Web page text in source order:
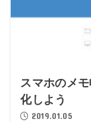
スマホのメ
化しよう
2019.01.05